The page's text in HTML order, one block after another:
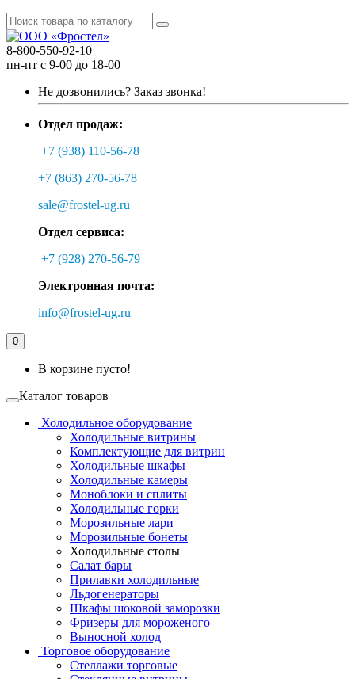
8-800-550-92-10
пн-пт с 9-00 до 18-00
Не дозвонились? Заказ звонка!
Отдел продаж:
+7 (938) 110-56-78
+7 (863) 270-56-78
sale@frostel-ug.ru
Отдел сервиса:
+7 (928) 270-56-79
Электронная почта:
info@frostel-ug.ru
0
В корзине пусто!
Каталог товаров
Холодильное оборудование
Холодильные витрины
Комплектующие для витрин
Холодильные шкафы
Холодильные камеры
Моноблоки и сплиты
Холодильные горки
Морозильные лари
Морозильные бонеты
Холодильные столы
Салат бары
Прилавки холодильные
Льдогенераторы
Шкафы шоковой заморозки
Фризеры для мороженого
Выносной холод
Торговое оборудование
Стеллажи торговые